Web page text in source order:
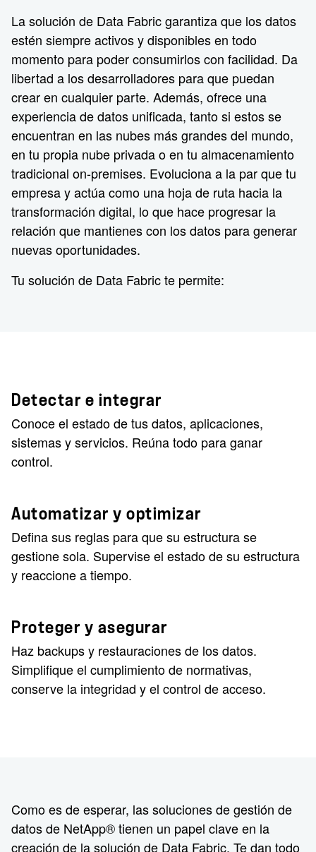
La solución de Data Fabric garantiza que los datos
estén siempre activos y disponibles en todo
momento para poder consumirlos con facilidad. Da
libertad a los desarrolladores para que puedan
crear en cualquier parte. Además, ofrece una
experiencia de datos unificada, tanto si estos se
encuentran en las nubes más grandes del mundo,
en tu propia nube privada o en tu almacenamiento
tradicional on-premises. Evoluciona a la par que tu
empresa y actúa como una hoja de ruta hacia la
transformación digital, lo que hace progresar la
relación que mantienes con los datos para generar
nuevas oportunidades.
Tu solución de Data Fabric te permite:
Detectar e integrar
Conoce el estado de tus datos, aplicaciones,
sistemas y servicios. Reúna todo para ganar
control.
Automatizar y optimizar
Defina sus reglas para que su estructura se
gestione sola. Supervise el estado de su estructura
y reaccione a tiempo.
Proteger y asegurar
Haz backups y restauraciones de los datos.
Simplifique el cumplimiento de normativas,
conserve la integridad y el control de acceso.
Como es de esperar, las soluciones de gestión de
datos de NetApp® tienen un papel clave en la
creación de la solución de Data Fabric. Te dan todo